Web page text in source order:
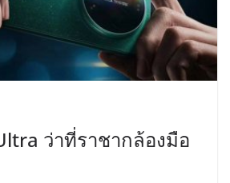
ว่าที่ราชากล้องมือ